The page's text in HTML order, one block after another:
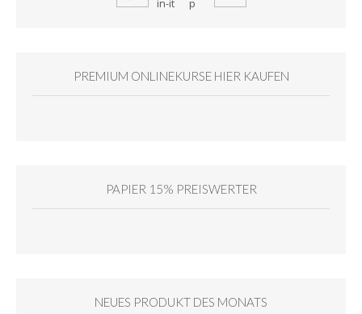
PREMIUM ONLINEKURSE HIER KAUFEN
PAPIER 15% PREISWERTER
NEUES PRODUKT DES MONATS